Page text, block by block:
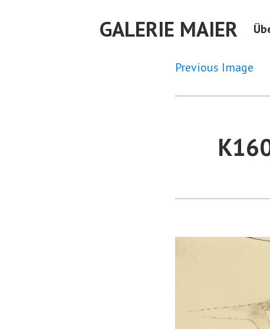
GALERIE MAIER
Previous Image